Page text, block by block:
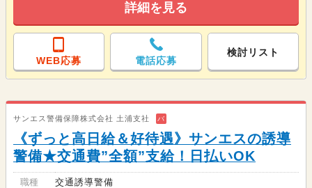
詳細を見る
WEB応募 電話応募
検討リスト
サンエス警備保障株式会社 土浦支社 バ
《ずっと高日給＆好待遇》サンエスの誘導
警備★交通費”全額”支給！日払いOK
職種 交通誘導警備